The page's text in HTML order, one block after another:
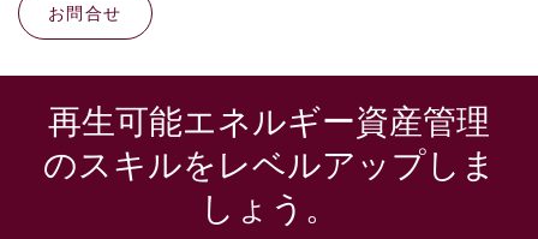
お問合せ
再生可能エネルギー資産管理
のスキルをレベルアップしま
しょう。